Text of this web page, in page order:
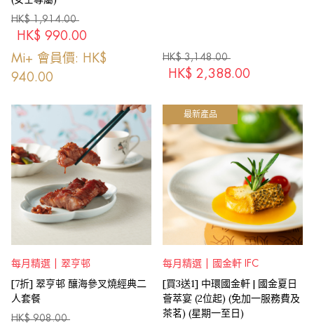
HK$ 1,914.00
HK$ 990.00
Mi+ 會員價: HK$
940.00
HK$ 3,148.00
HK$ 2,388.00
每月精選 | 翠亨邨
[7折] 翠亨邨 釀海參叉燒經典二
人套餐
HK$ 908.00
最新產品
每月精選 | 國金軒 IFC
[買3送1] 中環國金軒 | 國金夏日
薈萃宴 (2位起) (免加一服務費及
茶茗) (星期一至日)